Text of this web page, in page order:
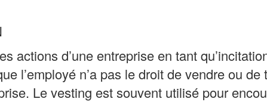
actions d’une entreprise en tant
l’employé n’a pas le droit de vendre ou
Le vesting est souvent utilisé pour